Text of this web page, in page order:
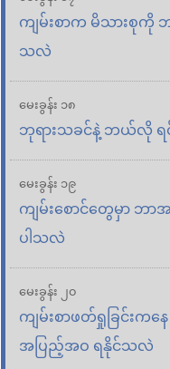
ကျမ်းစာက မိသားစု
သလဲ
မေးခွန်း ၁၈
ဘုရားသခင်နဲ့ ဘယ်လို ရ
မေးခွန်း ၁၉
ကျမ်းစောင်တွေမှာ ဘာ
ပါသလဲ
မေးခွန်း ၂၀
ကျမ်းစာဖတ်ရှုခြင်း
အပြည့်အဝ ရနိုင်သလဲ